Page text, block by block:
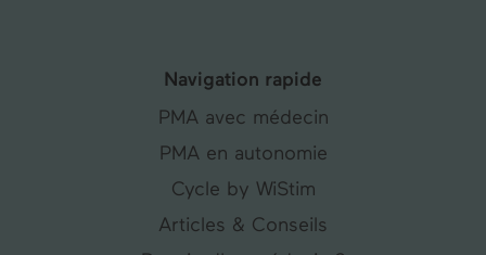
Navigation rapide
PMA avec médecin
PMA en autonomie
Cycle by WiStim
Articles & Conseils